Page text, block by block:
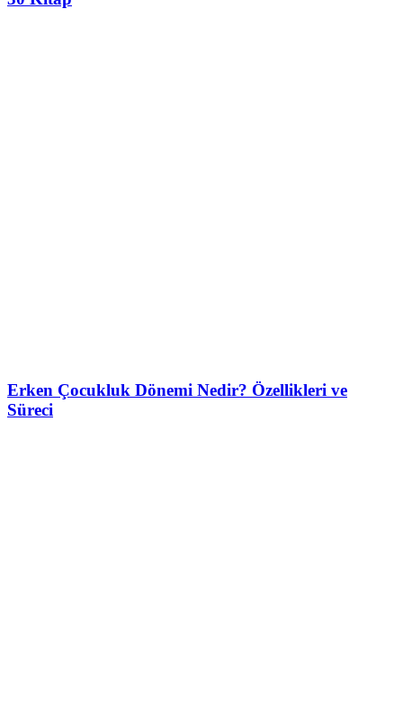
Erken Çocukluk Dönemi Nedir? Özellikleri ve
Süreci